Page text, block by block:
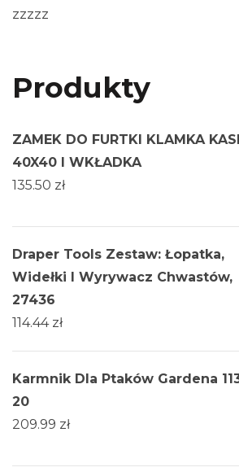
zzzzz
Produkty
ZAMEK DO FURTKI KLAMKA
40X40 I WKŁADKA
135.50 zł
Draper Tools Zestaw: Łopatka,
Widełki I Wyrywacz Chwastów,
27436
114.44 zł
Karmnik Dla Ptaków Gardena
20
209.99 zł